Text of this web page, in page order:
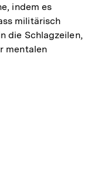
indem es
militärisch
die Schlagzeilen,
mentalen